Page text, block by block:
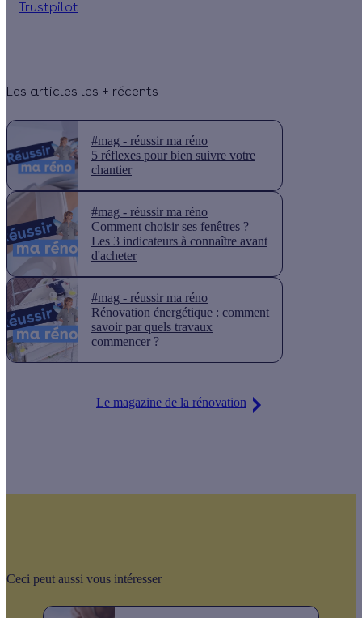
Trustpilot
Les articles les + récents
#mag - réussir ma réno
5 réflexes pour bien suivre votre
chantier
#mag - réussir ma réno
Comment choisir ses fenêtres ?
Les 3 indicateurs à connaître avant
d'acheter
#mag - réussir ma réno
Rénovation énergétique : comment
savoir par quels travaux
commencer ?
Le magazine de la rénovation
Ceci peut aussi vous intéresser